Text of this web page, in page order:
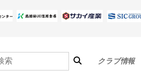
クラブ情報